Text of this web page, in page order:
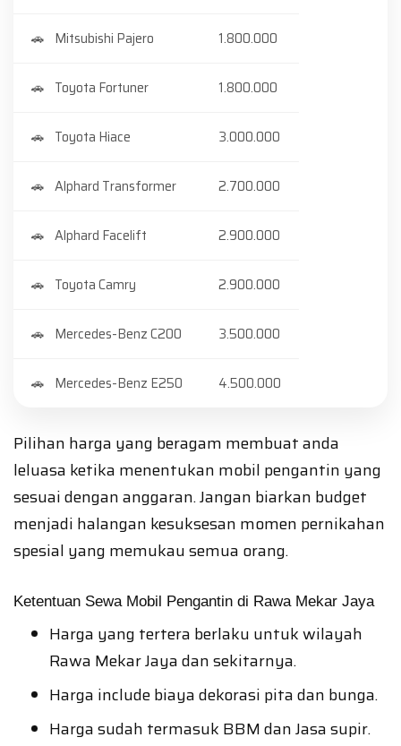
Mitsubishi Pajero 1.800.000
Toyota Fortuner 1.800.000
Toyota Hiace 3.000.000
Alphard Transformer 2.700.000
Alphard Facelift 2.900.000
Toyota Camry 2.900.000
Mercedes-Benz C200 3.500.000
Mercedes-Benz E250 4.500.000
Pilihan harga yang beragam membuat anda
leluasa ketika menentukan mobil pengantin yang
sesuai dengan anggaran. Jangan biarkan budget
menjadi halangan kesuksesan momen pernikahan
spesial yang memukau semua orang.
Ketentuan Sewa Mobil Pengantin di Rawa Mekar Jaya
Harga yang tertera berlaku untuk wilayah
Rawa Mekar Jaya dan sekitarnya.
Harga include biaya dekorasi pita dan bunga.
Harga sudah termasuk BBM dan Jasa supir.